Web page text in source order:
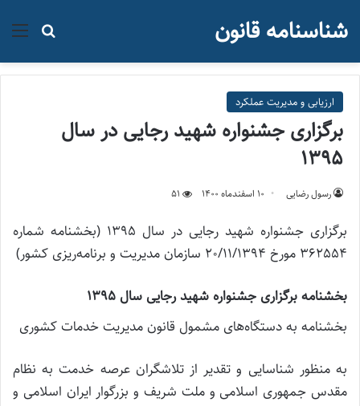
جستجو شناسنامه قانون
ارزیابی و مدیریت عملکرد
برگزاری جشنواره شهید رجایی در سال
1395
رسول رضایی ۱۰ اسفند‌ماه ۱۴۰۰ 51
برگزاری جشنواره شهید رجایی در سال 1395 (بخشنامه شماره
362554 مورخ 20/11/1394 سازمان مدیریت و برنامه‌ریزی کشور)
بخشنامه برگزاری جشنواره شهید رجایی سال 1395
بخشنامه به دستگاه‌های مشمول قانون مدیریت خدمات کشوری
به منظور شناسایی و تقدیر از تلاشگران عرصه خدمت به نظام
مقدس جمهوری اسلامی و ملت شریف و بزرگوار ایران اسلامی و